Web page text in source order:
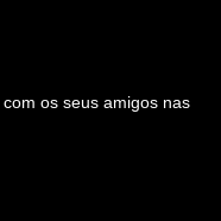
os seus amigos nas